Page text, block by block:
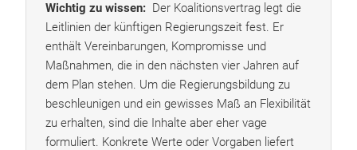
Wichtig zu wissen: Der Koalitionsvertrag legt die
Leitlinien der künftigen Regierungszeit fest. Er
enthält Vereinbarungen, Kompromisse und
Maßnahmen, die in den nächsten vier Jahren auf
dem Plan stehen. Um die Regierungsbildung zu
beschleunigen und ein gewisses Maß an Flexibilität
zu erhalten, sind die Inhalte aber eher vage
formuliert. Konkrete Werte oder Vorgaben liefert